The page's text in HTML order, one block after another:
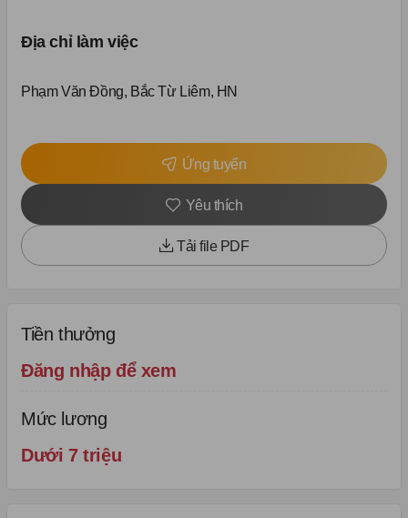
Địa chỉ làm việc
Phạm Văn Đồng, Bắc Từ Liêm, HN
Ứng tuyển
Yêu thích
Tải file PDF
Tiền thưởng
Đăng nhập để xem
Mức lương
Dưới 7 triệu